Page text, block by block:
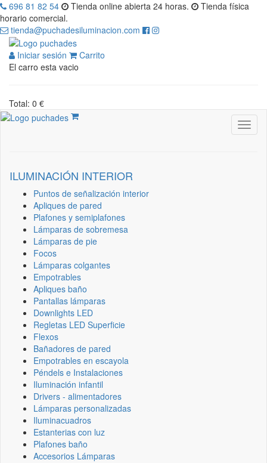
696 81 82 54 Tienda online abierta 24 horas.
Tienda física
horario comercial.
tienda@puchadesiluminacion.com
Iniciar sesión
Carrito
El carro esta vacio
Total: 0 €
ILUMINACIÓN INTERIOR
Puntos de señalización interior
Apliques de pared
Plafones y semiplafones
Lámparas de sobremesa
Lámparas de pie
Focos
Lámparas colgantes
Empotrables
Apliques baño
Pantallas lámparas
Downlights LED
Regletas LED Superficie
Flexos
Bañadores de pared
Empotrables en escayola
Péndels e Instalaciones
Iluminación infantil
Drivers - alimentadores
Lámparas personalizadas
Iluminacuadros
Estanterias con luz
Plafones baño
Accesorios Lámparas